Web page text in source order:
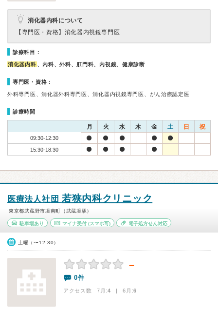
消化器内科について
【専門医・資格】 消化器内視鏡専門医
診療科目：
消化器内科 、内科、外科、肛門科、内視鏡、健康診断
専門医・資格：
外科専門医、消化器外科専門医、消化器内視鏡専門医、がん治療認定医
診療時間
月 火 水 木 金 土 日 祝
09:30-12:30
15:30-18:30
医療法人社団 若狭内科クリニック
東京都武蔵野市境南町（武蔵境駅）
駐車場あり マイナ受付(スマホ可) 電子処方せん対応
土曜（〜12:30）
－
0件
アクセス数 7月:4 | 6月:6